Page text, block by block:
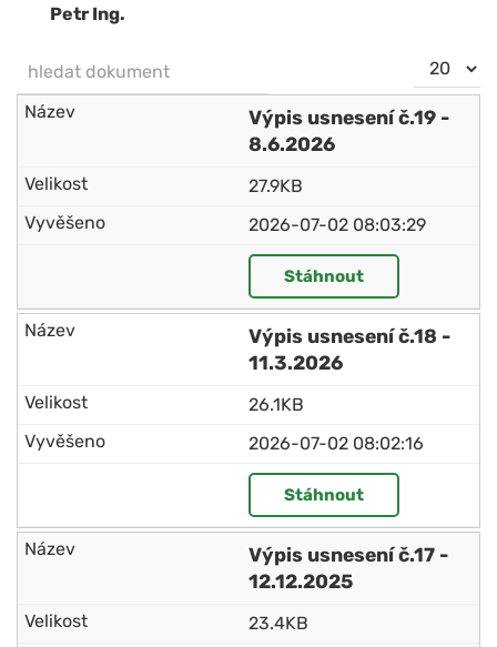
Petr Ing.
NEZVEŘEJNĚNO hledat dokument
Počet
zobrazení
Výpis usnesení č.19 -
8.6.2026
27.9KB
2026-07-02 08:03:29
Stáhnout
Výpis usnesení č.18 -
11.3.2026
26.1KB
2026-07-02 08:02:16
Stáhnout
Výpis usnesení č.17 -
12.12.2025
23.4KB